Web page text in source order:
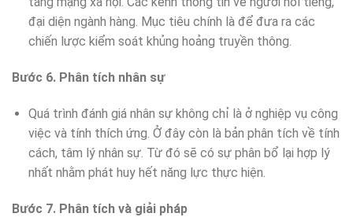
đại diện ngành hàng. Mục tiêu chính là để đưa ra các
chiến lược kiểm soát khủng hoảng truyền thông.
Bước 6. Phân tích nhân sự
Quá trình đánh giá nhân sự không chỉ là ở nghiệp vụ công
việc và tính thích ứng. Ở đây còn là bản phân tích về tính
cách, tâm lý nhân sự. Từ đó sẽ có sự phân bổ lại hợp lý
nhất nhằm phát huy hết năng lực thực hiện.
Bước 7. Phân tích và giải pháp